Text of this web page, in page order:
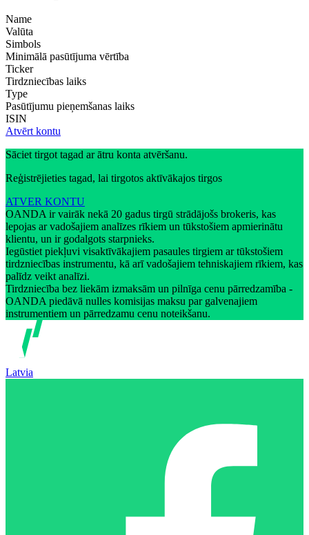
Name
Valūta
Simbols
Minimālā pasūtījuma vērtība
Ticker
Tirdzniecības laiks
Type
Pasūtījumu pieņemšanas laiks
ISIN
Atvērt kontu
Sāciet tirgot tagad ar ātru konta atvēršanu.
Reģistrējieties tagad, lai tirgotos aktīvākajos tirgos
ATVER KONTU
OANDA ir vairāk nekā 20 gadus tirgū strādājošs brokeris, kas
lepojas ar vadošajiem analīzes rīkiem un tūkstošiem apmierinātu
klientu, un ir godalgots starpnieks.
Iegūstiet piekļuvi visaktīvākajiem pasaules tirgiem ar tūkstošiem
tirdzniecības instrumentu, kā arī vadošajiem tehniskajiem rīkiem, kas
palīdz veikt analīzi.
Tirdzniecība bez liekām izmaksām un pilnīga cenu pārredzamība -
OANDA piedāvā nulles komisijas maksu par galvenajiem
instrumentiem un pārredzamu cenu noteikšanu.
Latvia